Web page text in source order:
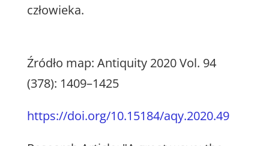
człowieka.
Źródło map: Antiquity 2020 Vol. 94
(378): 1409–1425
https://doi.org/10.15184/aqy.2020.49